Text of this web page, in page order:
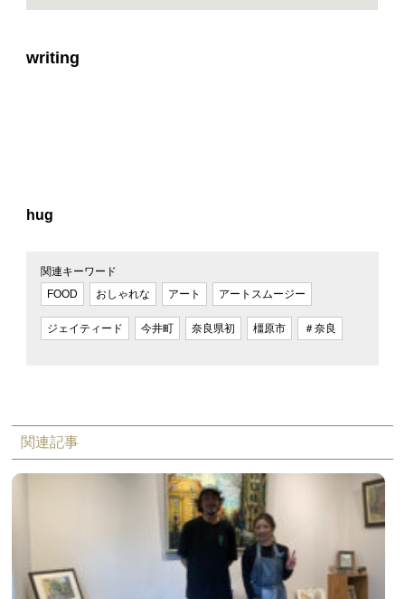
writing
hug
関連キーワード
FOOD
おしゃれな アート アートスムージー
ジェイティード 今井町 奈良県初 橿原市 ＃奈良
関連記事